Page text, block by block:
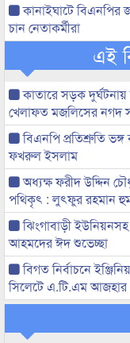
কানাইঘাটে বিএনপির
চান নেতাকর্মীরা
এই
কাতারে সড়ক দুর্ঘটনায়
খেলাফত মজলিসের নগদ
বিএনপি প্রতিশ্রুতি
ফখরুল ইসলাম
অধ্যক্ষ ফরীদ উদ্দিন
পথিকৃৎ : লুৎফুর রহমান
ঝিংগাবাড়ী
আহমদের ঈদ শুভেচ্ছা
বিগত নির্বাচনে
সিলেটে এ.টি.এম